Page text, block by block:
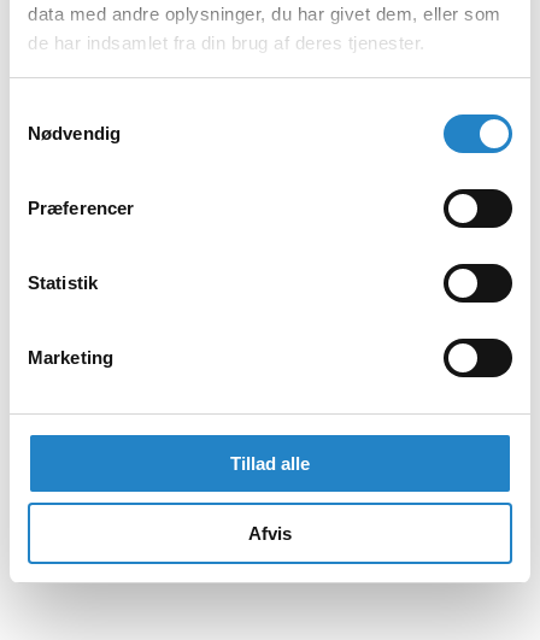
data med andre oplysninger, du har givet dem, eller som
de har indsamlet fra din brug af deres tjenester.
Nødvendig
Præferencer
Statistik
Marketing
Tillad alle
Afvis